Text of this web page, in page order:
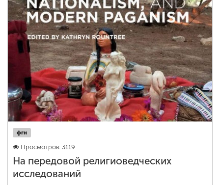
фгн
Просмотров: 3119
На передовой религиоведческих
исследований